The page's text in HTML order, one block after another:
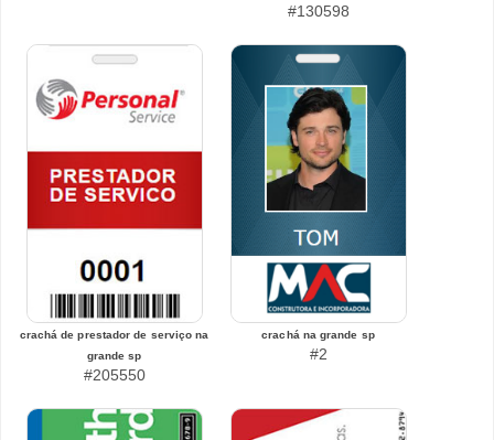
#130598
crachá de prestador de serviço na
grande sp
#205550
crachá na grande sp
#2